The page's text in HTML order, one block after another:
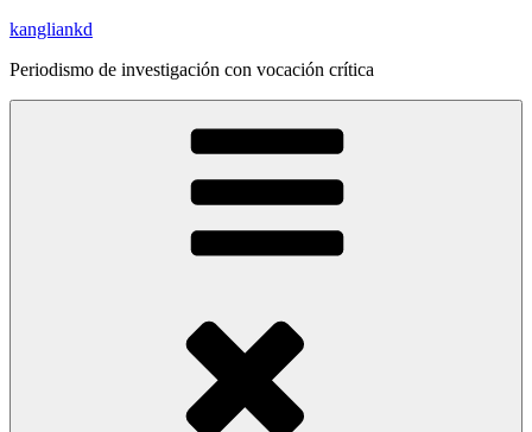
Saltar
contenido
kangliankd
Periodismo de investigación con vocación crítica